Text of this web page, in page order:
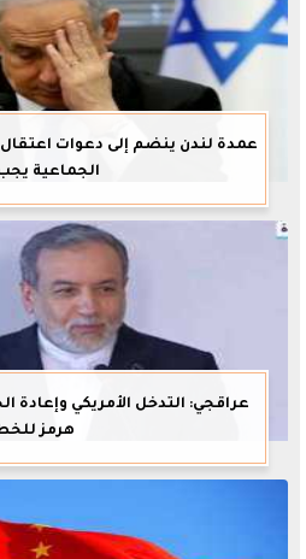
عمدة لندن ينضم إلى دعوات اعتقال
الجماعية
عراقجي: التدخل الأمريكي
هرمز